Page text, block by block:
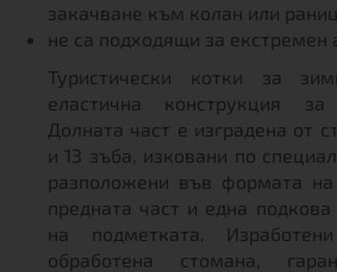
закачване към колан или
не са подходящи за екстремен
Туристически котки за
еластична конструкция
Долната част е изградена от
и 13 зъба, изковани по
разположени във формата
предната част и една подкова
на подметката.
обработена стомана,